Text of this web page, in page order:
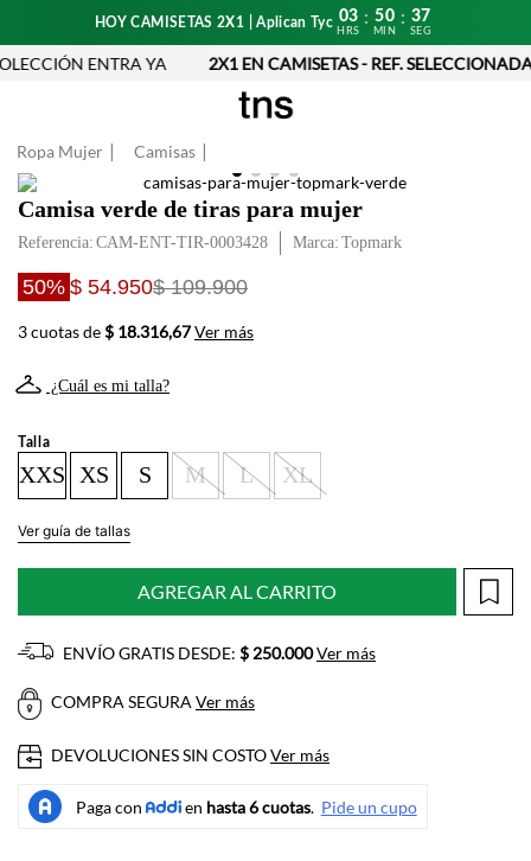
HOY CAMISETAS 2X1 | Aplican Tyc 03
HRS
: 50
MIN
: 36
SEG
ENTRA YA 2X1 EN CAMISETAS - REF.
Ropa Mujer Camisas
Camisa verde de tiras para mujer
Referencia: CAM-ENT-TIR-0003428 Topmark
50% $ 54.950$ 109.900
3 cuotas de$ 18.316,67Ver más
¿Cuál es mi talla?
Talla
XXS XS S M L XL
Ver guía de tallas
AGREGAR AL CARRITO
ENVÍO GRATIS DESDE: $ 250.000Ver más
COMPRA SEGURA Ver más
DEVOLUCIONES SIN COSTOVer más